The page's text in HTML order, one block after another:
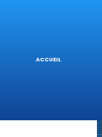
ACCUEIL